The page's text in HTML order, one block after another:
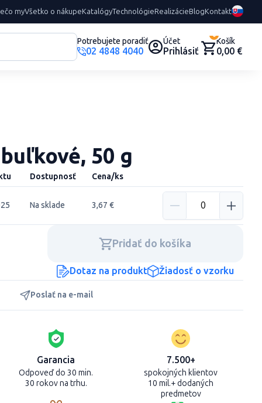
myVšetko o nákupeKatalógyTechnológieRealizácieBlogKontakt
Potrebujete poradiť
02 4848 4040
Účet
Prihlásiť
0
Košík
0,00 €
50 g
Dostupnosť Cena/ks
Na sklade 3,67 €
Pridať do košíka
Dotaz na produkt Žiadosť o vzorku
Poslať na e-mail
Garancia
Odpoveď do 30 min.
30 rokov na trhu.
7.500+
spokojných klientov
10 mil.+ dodaných
predmetov